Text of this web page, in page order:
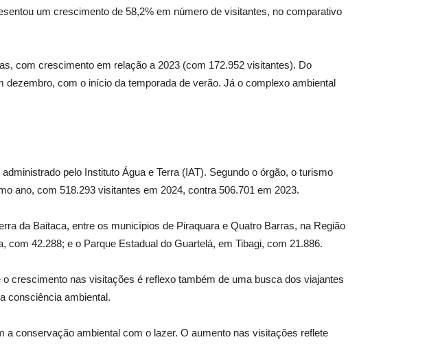
um crescimento de 58,2% em número de visitantes, no comparativo
com crescimento em relação a 2023 (com 172.952 visitantes). Do
com o início da temporada de verão. Já o complexo ambiental
pelo Instituto Água e Terra (IAT). Segundo o órgão, o turismo
ano, com 518.293 visitantes em 2024, contra 506.701 em 2023.
da Baitaca, entre os municípios de Piraquara e Quatro Barras, na Região
42.288; e o Parque Estadual do Guartelá, em Tibagi, com 21.886.
crescimento nas visitações é reflexo também de uma busca dos viajantes
consciência ambiental.
conservação ambiental com o lazer. O aumento nas visitações reflete